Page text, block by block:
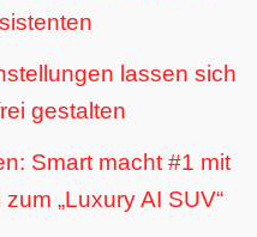
lassen sich
gestalten
Smart macht #1 mit
„Luxury AI SUV“